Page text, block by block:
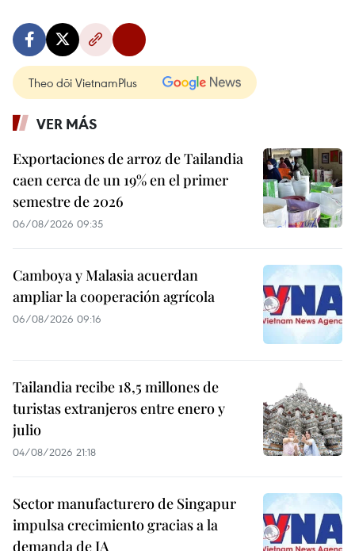
Theo dõi VietnamPlus
VER MÁS
Exportaciones de arroz de Tailandia
caen cerca de un 19% en el primer
semestre de 2026
06/08/2026 09:35
Camboya y Malasia acuerdan
ampliar la cooperación agrícola
06/08/2026 09:16
Tailandia recibe 18,5 millones de
turistas extranjeros entre enero y
julio
04/08/2026 21:18
Sector manufacturero de Singapur
impulsa crecimiento gracias a la
demanda de IA